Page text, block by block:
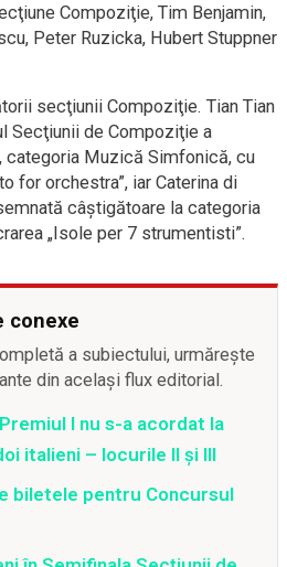
Compoziţie, Tim Benjamin,
Peter Ruzicka, Hubert Stuppner
secţiunii Compoziţie. Tian Tian
Secţiunii de Compoziţie a
categoria Muzică Simfonică, cu
for orchestra”, iar Caterina di
câştigătoare la categoria
„Isole per 7 strumentisti”.
conexe
a subiectului, urmărește
din același flux editorial.
Premiul I nu s-a acordat la
italieni – locurile II şi III
biletele pentru Concursul